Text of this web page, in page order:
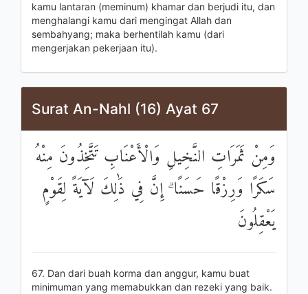
kamu lantaran (meminum) khamar dan berjudi itu, dan
menghalangi kamu dari mengingat Allah dan
sembahyang; maka berhentilah kamu (dari
mengerjakan pekerjaan itu).
Surat An-Nahl (16) Ayat 67
وَمِنْ ثَمَرَاتِ النَّخِيلِ وَالْأَعْنَابِ تَتَّخِذُونَ مِنْهُ
سَكَرًا وَرِزْقًا حَسَنًا ۗ إِنَّ فِي ذَٰلِكَ لَآيَةً لِقَوْمٍ
يَعْقِلُونَ
67. Dan dari buah korma dan anggur, kamu buat
minimuman yang memabukkan dan rezeki yang baik.